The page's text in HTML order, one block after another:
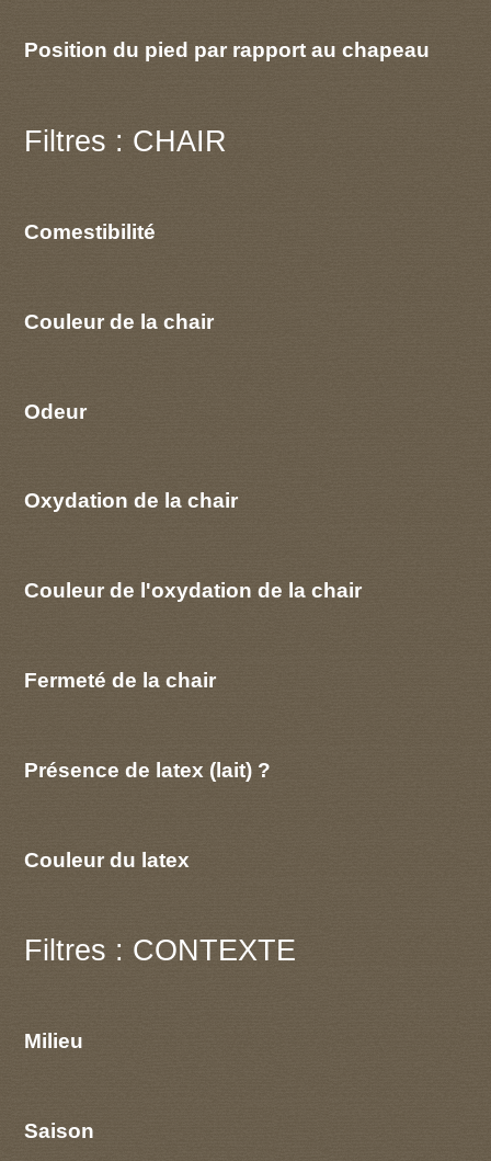
Position du pied par rapport au chapeau
Filtres : CHAIR
Comestibilité
Couleur de la chair
Odeur
Oxydation de la chair
Couleur de l'oxydation de la chair
Fermeté de la chair
Présence de latex (lait) ?
Couleur du latex
Filtres : CONTEXTE
Milieu
Saison